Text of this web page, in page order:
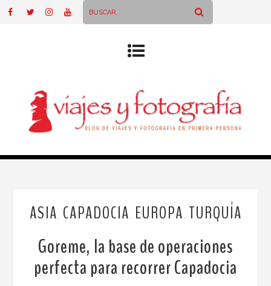
ASIA CAPADOCIA EUROPA TURQUÍA
Goreme, la base de operaciones
perfecta para recorrer Capadocia